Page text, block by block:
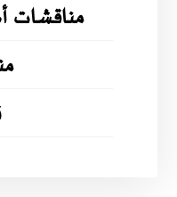
مناقشات